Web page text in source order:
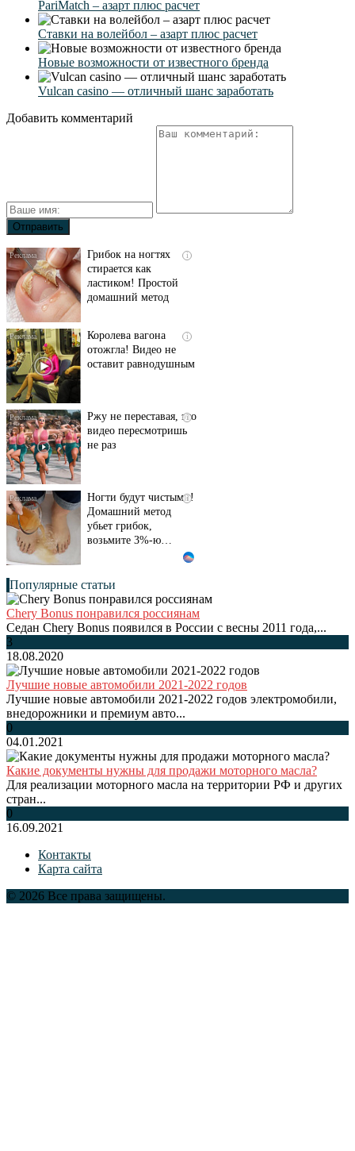
PariMatch – азарт плюс расчет
Ставки на волейбол – азарт плюс расчет
Новые возможности от известного бренда
Vulcan casino — отличный шанс заработать
Добавить комментарий
i
Грибок на ногтях
стирается как
ластиком! Простой
домашний метод
i
Королева вагона
отожгла! Видео не
оставит равнодушным
i
Ржу не переставая, это
видео пересмотришь
не раз
i
Ногти будут чистыми!
Домашний метод
убьет грибок,
возьмите 3%-ю…
Популярные статьи
Chery Bonus понравился россиянам
Седан Chery Bonus появился в России с весны 2011 года,...
3
18.08.2020
Лучшие новые автомобили 2021-2022 годов
Лучшие новые автомобили 2021-2022 годов электромобили,
внедорожники и премиум авто...
0
04.01.2021
Какие документы нужны для продажи моторного масла?
Для реализации моторного масла на территории РФ и других
стран...
0
16.09.2021
Контакты
Карта сайта
© 2026 Все права защищены.